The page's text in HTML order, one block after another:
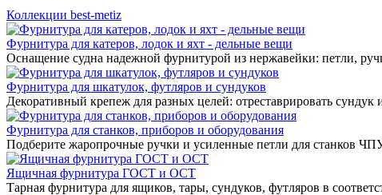
Коллекции best-metiz
Фурнитура для катеров, лодок и яхт - дельные вещи
Оснащение судна надежной фурнитурой из нержавейки: петли,
Фурнитура для шкатулок, футляров и сундуков
Декоративный крепеж для разных целей: отреставрировать сундук
Фурнитура для станков, приборов и оборудования
Подберите жаропрочные ручки и усиленные петли для станков
Ящичная фурнитура ГОСТ и ОСТ
Тарная фурнитура для ящиков, тары, сундуков, футляров в